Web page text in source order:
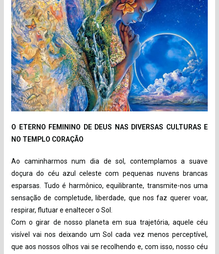
O ETERNO FEMININO DE DEUS NAS DIVERSAS CULTURAS E
NO TEMPLO CORAÇÃO
Ao caminharmos num dia de sol, contemplamos a suave
doçura do céu azul celeste com pequenas nuvens brancas
esparsas. Tudo é harmônico, equilibrante, transmite-nos uma
sensação de completude, liberdade, que nos faz querer voar,
respirar, flutuar e enaltecer o Sol.
Com o girar de nosso planeta em sua trajetória, aquele céu
visível vai nos deixando um Sol cada vez menos perceptível,
que aos nossos olhos vai se recolhendo e, com isso, nosso céu